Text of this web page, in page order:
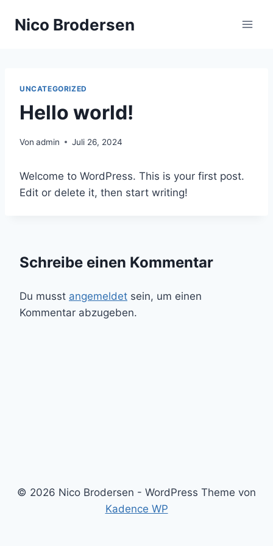
InhaltNico Brodersen
UNCATEGORIZED
Hello world!
Von admin Juli 26, 2024
Welcome to WordPress. This is your first post.
Edit or delete it, then start writing!
Schreibe einen Kommentar
Du musst angemeldet sein, um einen
Kommentar abzugeben.
© 2026 Nico Brodersen - WordPress Theme von
Kadence WP